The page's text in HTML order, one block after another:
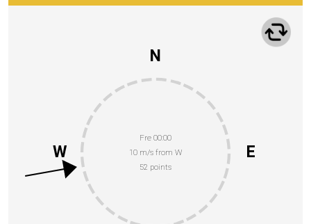
Fre 00:00
10 m/s from W
52 points
N
E
W